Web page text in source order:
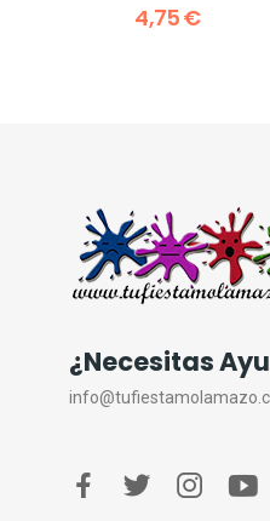
4,75 €
¿Necesitas